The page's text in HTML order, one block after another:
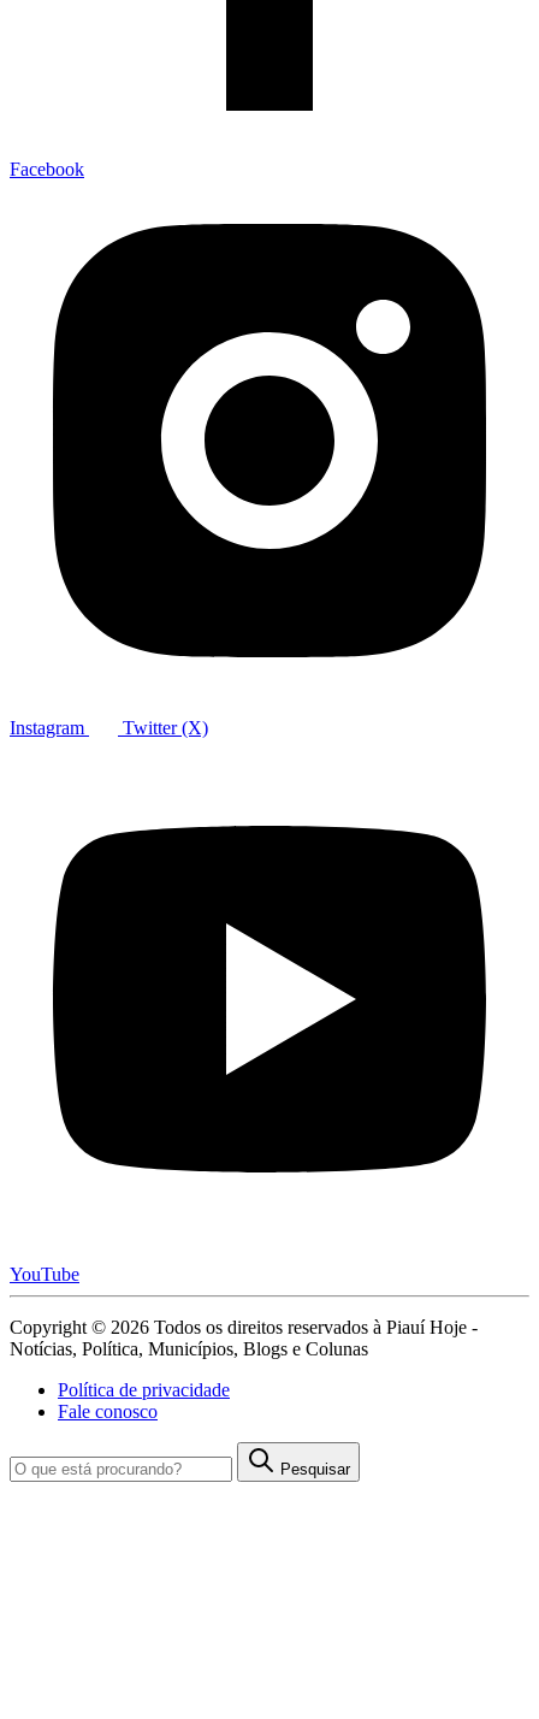
Facebook
Instagram Twitter (X)
YouTube
Copyright © 2026 Todos os direitos reservados à Piauí Hoje -
Notícias, Política, Municípios, Blogs e Colunas
Política de privacidade
Fale conosco
Pesquisar